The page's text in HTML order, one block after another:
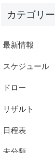
カテゴリー
最新情報
スケジュール
ドロー
リザルト
日程表